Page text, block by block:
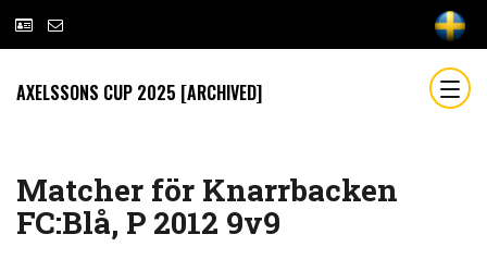
AXELSSONS CUP 2025 [ARCHIVED]
Matcher för Knarrbacken
FC:Blå, P 2012 9v9